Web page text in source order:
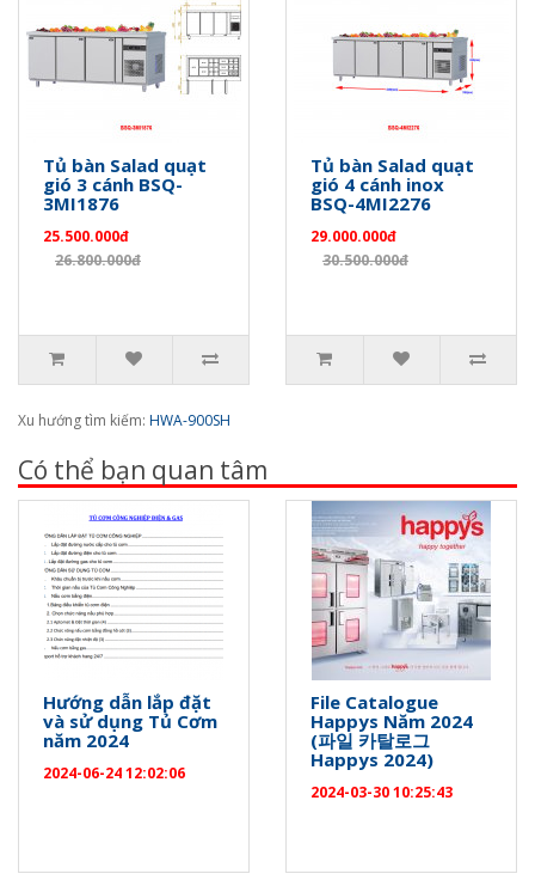
Tủ bàn Salad quạt
gió 3 cánh BSQ-
3MI1876
25.500.000đ
26.800.000đ
Tủ bàn Salad quạt
gió 4 cánh inox
BSQ-4MI2276
29.000.000đ
30.500.000đ
Xu hướng tìm kiếm: HWA-900SH
Có thể bạn quan tâm
Hướng dẫn lắp đặt
và sử dụng Tủ Cơm
năm 2024
2024-06-24 12:02:06
File Catalogue
Happys Năm 2024
(파일 카탈로그
Happys 2024)
2024-03-30 10:25:43